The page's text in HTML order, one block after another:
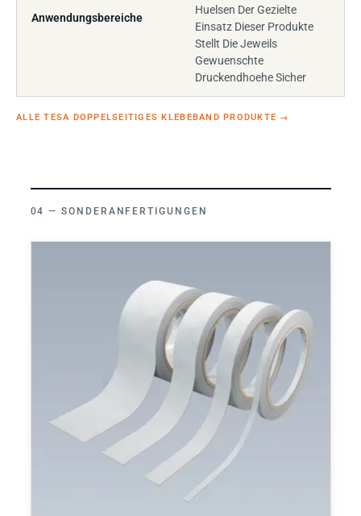
Anwendungsbereiche
Huelsen Der Gezielte
Einsatz Dieser Produkte
Stellt Die Jeweils
Gewuenschte
Druckendhoehe Sicher
ALLE TESA DOPPELSEITIGES KLEBEBAND PRODUKTE →
SONDERANFERTIGUNGEN